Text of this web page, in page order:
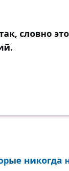
словно
никогда